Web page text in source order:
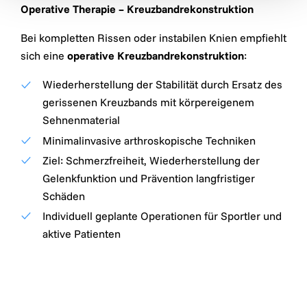
Operative Therapie – Kreuzbandrekonstruktion
Bei kompletten Rissen oder instabilen Knien empfiehlt
sich eine operative Kreuzbandrekonstruktion:
Wiederherstellung der Stabilität durch Ersatz des
gerissenen Kreuzbands mit körpereigenem
Sehnenmaterial
Minimalinvasive arthroskopische Techniken
Ziel: Schmerzfreiheit, Wiederherstellung der
Gelenkfunktion und Prävention langfristiger
Schäden
Individuell geplante Operationen für Sportler und
aktive Patienten